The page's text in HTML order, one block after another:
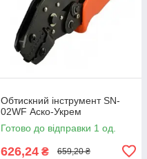
Обтискний інструмент SN-
02WF Аско-Укрем
Готово до відправки 1 од.
626,24 ₴ 659,20 ₴